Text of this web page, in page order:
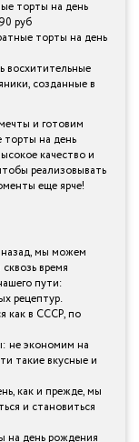
торты на день
руб
торты на день
восхитительные
созданные в
и готовим
торты на день
качество и
реализовывать
еще ярче!
мы можем
время
пути:
рецептур.
как в СССР, по
не экономим на
такие вкусные и
как и прежде, мы
и становиться
на день рождения